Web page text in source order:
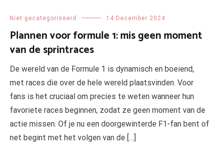
Niet gecategoriseerd 14 December 2024
Plannen voor formule 1: mis geen moment
van de sprintraces
De wereld van de Formule 1 is dynamisch en boeiend,
met races die over de hele wereld plaatsvinden. Voor
fans is het cruciaal om precies te weten wanneer hun
favoriete races beginnen, zodat ze geen moment van de
actie missen. Of je nu een doorgewinterde F1-fan bent of
net begint met het volgen van de […]